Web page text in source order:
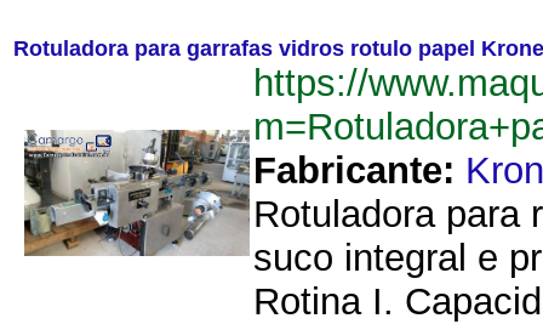
Rotuladora para garrafas vidros rotulo papel
https://
Fabricante:
Rotuladora para
suco integral e
Rotina I.